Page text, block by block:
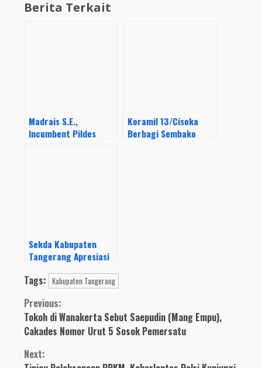
Berita Terkait
Madrais S.E.,
Incumbent Pildes
Koramil 13/Cisoka
Berbagi Sembako
Sekda Kabupaten
Tangerang Apresiasi
Mencegah
Tags: Kabupaten Tangerang
Continue
Reading
Previous:
Tokoh di Wanakerta Sebut Saepudin (Mang Empu),
Cakades Nomor Urut 5 Sosok Pemersatu
Next: